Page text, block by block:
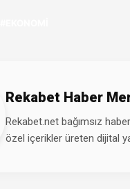
Rekabet Haber
Rekabet.net bağımsız
özel içerikler üreten dijital